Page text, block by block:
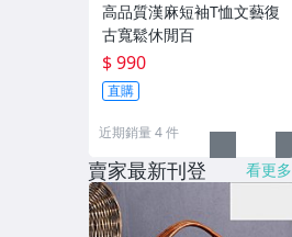
高品質漢麻短袖T恤文藝復
古寬鬆休閒百
$ 990
直購
近期銷量 4 件
賣家最新刊登 看更多